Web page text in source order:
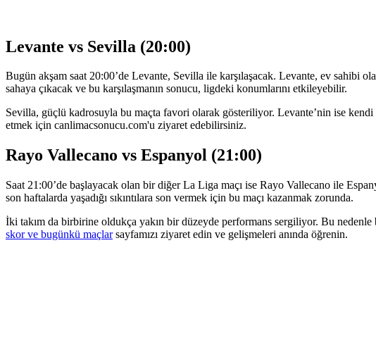
Levante vs Sevilla (20:00)
Bugün akşam saat 20:00’de Levante, Sevilla ile karşılaşacak. Levante, ev sahibi
sahaya çıkacak ve bu karşılaşmanın sonucu, ligdeki konumlarını etkileyebilir.
Sevilla, güçlü kadrosuyla bu maçta favori olarak gösteriliyor. Levante’nin ise kendi
etmek için canlimacsonucu.com'u ziyaret edebilirsiniz.
Rayo Vallecano vs Espanyol (21:00)
Saat 21:00’de başlayacak olan bir diğer La Liga maçı ise Rayo Vallecano ile
son haftalarda yaşadığı sıkıntılara son vermek için bu maçı kazanmak zorunda.
İki takım da birbirine oldukça yakın bir düzeyde performans sergiliyor. Bu
skor ve bugünkü maçlarsayfamızı ziyaret edin ve gelişmeleri anında öğrenin.